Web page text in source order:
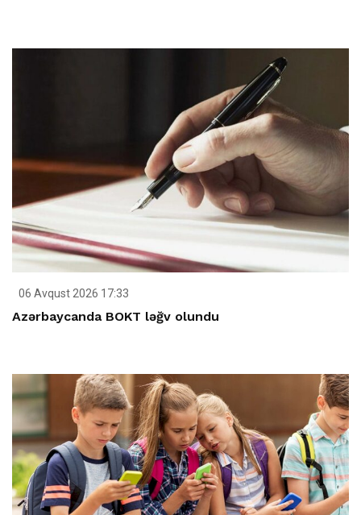
06 Avqust 2026 17:33
Azərbaycanda BOKT ləğv olundu